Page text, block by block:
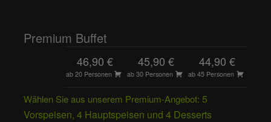
Premium Buffet
46,90 €
ab 20 Personen
45,90 €
ab 30 Personen
44,90 €
ab 45 Personen
Wählen Sie aus unserem Premium-Angebot: 5
Vorspeisen, 4 Hauptspeisen und 4 Desserts